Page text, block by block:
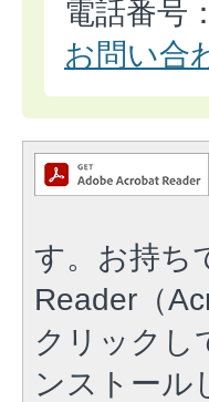
電話番号
お問い合
す。お持ち
Reader（
クリックし
ンストール